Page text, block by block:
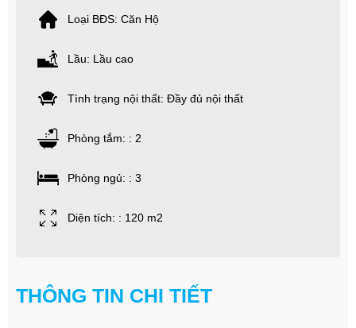
Loại BĐS: Căn Hộ
Lầu: Lầu cao
Tình trạng nội thất: Đầy đủ nội thất
Phòng tắm: : 2
Phòng ngủ: : 3
Diện tích: : 120 m2
THÔNG TIN CHI TIẾT